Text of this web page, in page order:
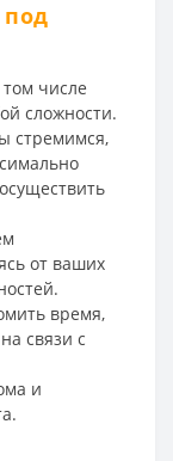
числе
сложности.
стремимся,
от ваших
время,
связи с
и